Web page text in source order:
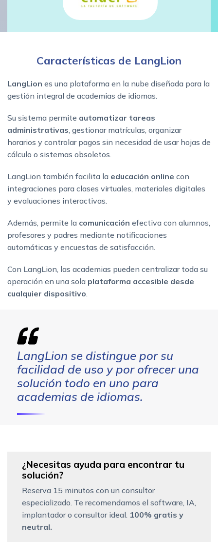
Características de LangLion
LangLion es una plataforma en la nube diseñada para la
gestión integral de academias de idiomas.
Su sistema permite automatizar tareas
administrativas , gestionar matrículas, organizar
horarios y controlar pagos sin necesidad de usar hojas de
cálculo o sistemas obsoletos.
LangLion también facilita la educación online con
integraciones para clases virtuales, materiales digitales
y evaluaciones interactivas.
Además, permite la comunicación efectiva con alumnos,
profesores y padres mediante notificaciones
automáticas y encuestas de satisfacción.
Con LangLion, las academias pueden centralizar toda su
operación en una sola plataforma accesible desde
cualquier dispositivo
LangLion se distingue por su
facilidad de uso y por ofrecer una
solución todo en uno para
academias de idiomas.
¿Necesitas ayuda para encontrar tu
solución?
Reserva 15 minutos con un consultor
especializado. Te recomendamos el software, IA,
implantador o consultor ideal. 100% gratis y
neutral.